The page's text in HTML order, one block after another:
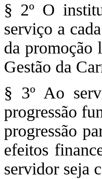
§ 2º O
serviço a
da promoção
Gestão da
§ 3º Ao
progressão
progressão
efeitos
servidor seja